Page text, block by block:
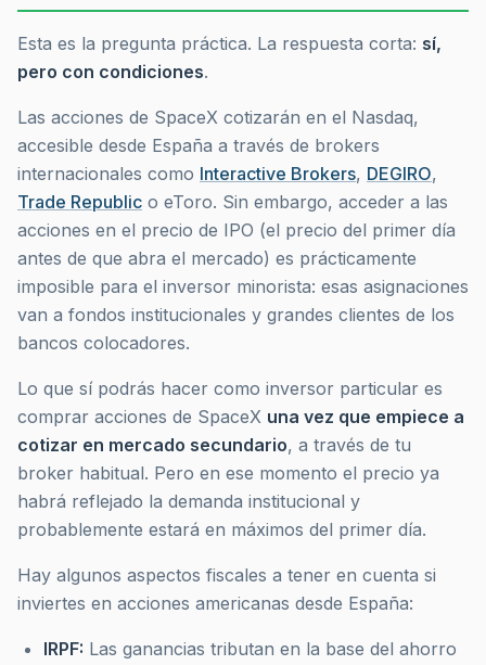
Esta es la pregunta práctica. La respuesta corta: sí,
pero con condiciones.
Las acciones de SpaceX cotizarán en el Nasdaq,
accesible desde España a través de brokers
internacionales como Interactive Brokers, DEGIRO,
Trade Republic o eToro. Sin embargo, acceder a las
acciones en el precio de IPO (el precio del primer día
antes de que abra el mercado) es prácticamente
imposible para el inversor minorista: esas asignaciones
van a fondos institucionales y grandes clientes de los
bancos colocadores.
Lo que sí podrás hacer como inversor particular es
comprar acciones de SpaceX una vez que empiece a
cotizar en mercado secundario, a través de tu
broker habitual. Pero en ese momento el precio ya
habrá reflejado la demanda institucional y
probablemente estará en máximos del primer día.
Hay algunos aspectos fiscales a tener en cuenta si
inviertes en acciones americanas desde España:
IRPF: Las ganancias tributan en la base del ahorro